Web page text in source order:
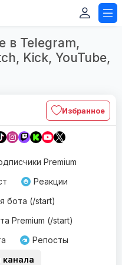
в Telegram,
Kick, YouTube,
Избранное
Premium
Реакции
бота (/start)
Premium (/start)
Репосты
канала